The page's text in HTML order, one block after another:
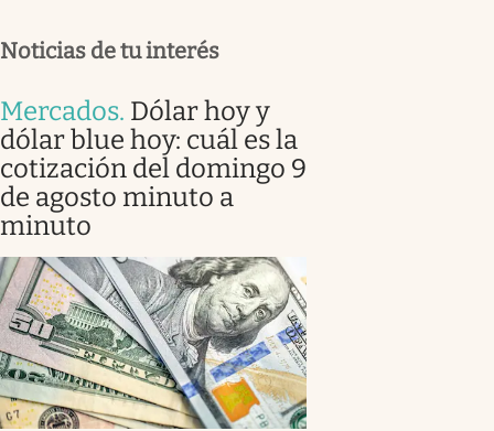
Noticias de tu interés
Mercados. Dólar hoy y
dólar blue hoy: cuál es la
cotización del domingo 9
de agosto minuto a
minuto